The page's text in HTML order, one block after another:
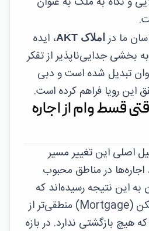
ما در املاک AKT
، ایده
بخشی جدایی‌ناپذیر از تفکر
تبدیل شده است و دبی
این رویا فراهم کرده است.
قسط وام از اجاره
اصلی این تغییر مسیر
در مناطق محبوب
به این نتیجه رسیده‌اند که
پرداخت قسط وام مسکن (Mortgage) منطقی‌تر از
هیچ بازگشتی ندارد. در بازه